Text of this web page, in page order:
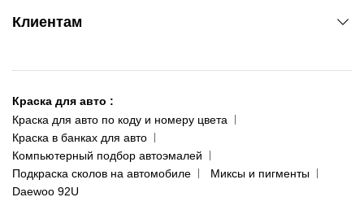
ул. Рабочая, 2-а
093 611-39-23
(ориентир: Интайм №40)
Одесса
пр-т Акад. Глушко, 29
066 554-97-70
Клиентам
Доставка и оплата
Сотрудничество
Наши публикации
Публичная оферта
Политика конфиденциальности
Краска для авто :
Краска для авто по коду и номеру цвета
Краска в банках для авто
Компьютерный подбор автоэмалей
Подкраска сколов на автомобиле
Миксы и пигменты
Daewoo 92U